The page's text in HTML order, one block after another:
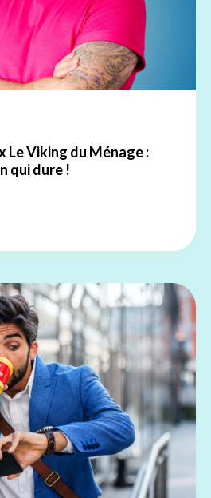
Le Viking du Ménage :
qui dure !